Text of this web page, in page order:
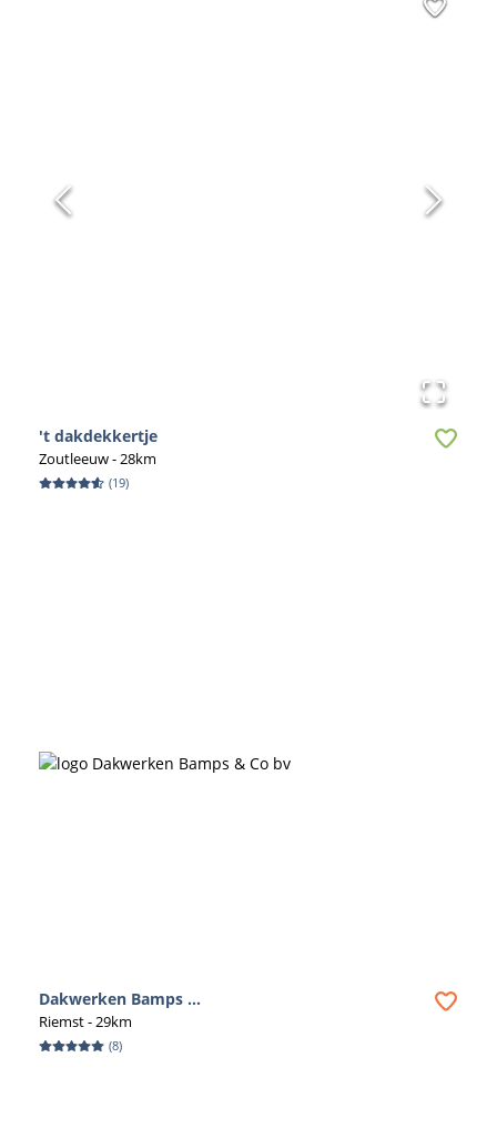
't dakdekkertje
Zoutleeuw- 28km
(19)
Dakwerken Bamps ...
Riemst- 29km
(8)